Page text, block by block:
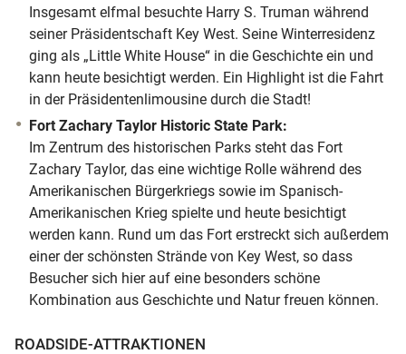
Insgesamt elfmal besuchte Harry S. Truman während
seiner Präsidentschaft Key West. Seine Winterresidenz
ging als „Little White House“ in die Geschichte ein und
kann heute besichtigt werden. Ein Highlight ist die Fahrt
in der Präsidentenlimousine durch die Stadt!
Fort Zachary Taylor Historic State Park:
Im Zentrum des historischen Parks steht das Fort
Zachary Taylor, das eine wichtige Rolle während des
Amerikanischen Bürgerkriegs sowie im Spanisch-
Amerikanischen Krieg spielte und heute besichtigt
werden kann. Rund um das Fort erstreckt sich außerdem
einer der schönsten Strände von Key West, so dass
Besucher sich hier auf eine besonders schöne
Kombination aus Geschichte und Natur freuen können.
ROADSIDE-ATTRAKTIONEN